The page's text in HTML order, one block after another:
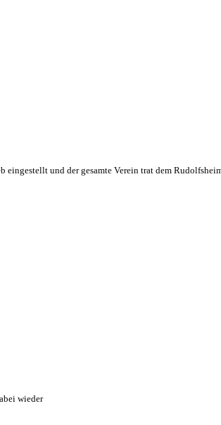
eingestellt und der gesamte Verein trat dem
wieder